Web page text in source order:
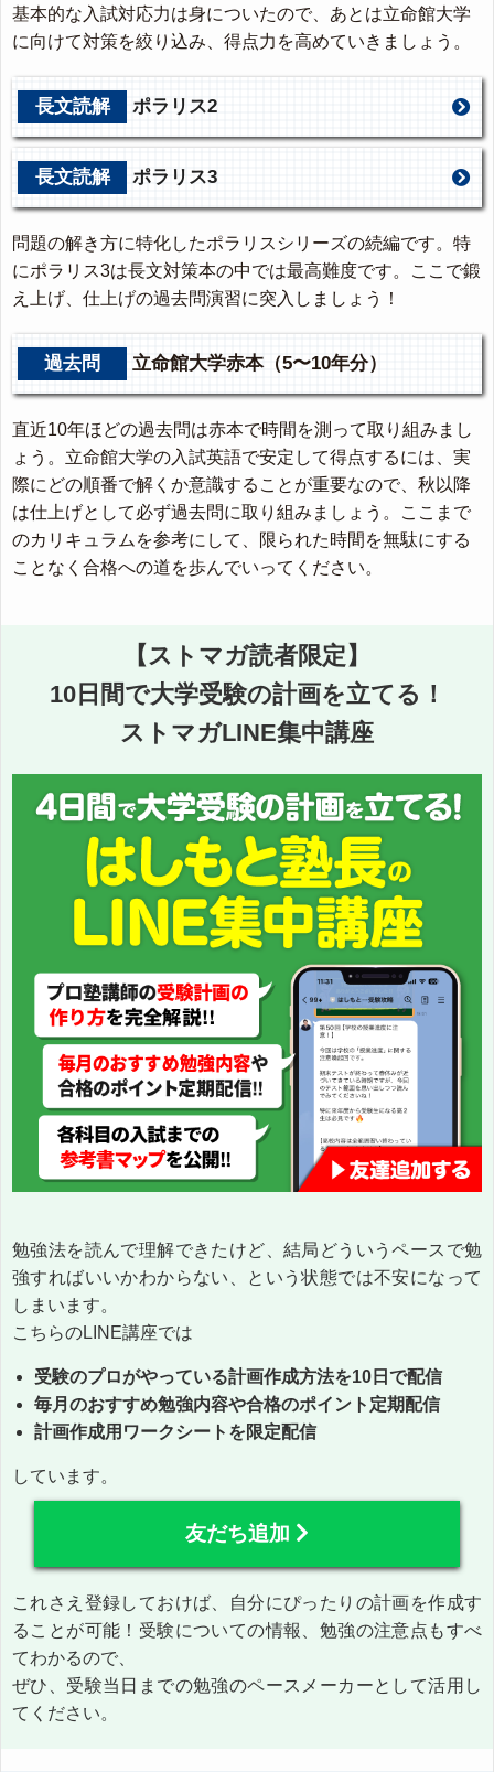
基本的な入試対応力は身についたので、あとは立命館大学
に向けて対策を絞り込み、得点力を高めていきましょう。
長文読解 ポラリス2
長文読解 ポラリス3
問題の解き方に特化したポラリスシリーズの続編です。特
にポラリス3は長文対策本の中では最高難度です。ここで鍛
え上げ、仕上げの過去問演習に突入しましょう！
過去問 立命館大学赤本（5〜10年分）
直近10年ほどの過去問は赤本で時間を測って取り組みまし
ょう。立命館大学の入試英語で安定して得点するには、実
際にどの順番で解くか意識することが重要なので、秋以降
は仕上げとして必ず過去問に取り組みましょう。ここまで
のカリキュラムを参考にして、限られた時間を無駄にする
ことなく合格への道を歩んでいってください。
【ストマガ読者限定】
10日間で大学受験の計画を立てる！
ストマガLINE集中講座
勉強法を読んで理解できたけど、結局どういうペースで勉
強すればいいかわからない、という状態では不安になって
しまいます。
こちらのLINE講座では
受験のプロがやっている計画作成方法を10日で配信
毎月のおすすめ勉強内容や合格のポイント定期配信
計画作成用ワークシートを限定配信
しています。
友だち追加
これさえ登録しておけば、自分にぴったりの計画を作成す
ることが可能！受験についての情報、勉強の注意点もすべ
てわかるので、
ぜひ、受験当日までの勉強のペースメーカーとして活用し
てください。